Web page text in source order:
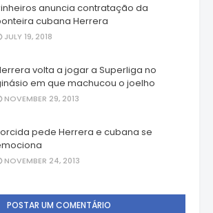
anuncia contratação da
cubana Herrera
JULY 19, 2018
volta a jogar a Superliga no
em que machucou o joelho
NOVEMBER 29, 2013
pede Herrera e cubana se
NOVEMBER 24, 2013
POSTAR UM COMENTÁRIO